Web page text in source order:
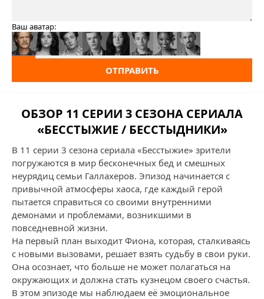
Ваш аватар:
ОТПРАВИТЬ
ОБЗОР 11 СЕРИИ 3 СЕЗОНА СЕРИАЛА
«БЕССТЫЖИЕ / БЕССТЫДНИКИ»
В 11 серии 3 сезона сериала «Бесстыжие» зрители
погружаются в мир бесконечных бед и смешных
неурядиц семьи Галлахеров. Эпизод начинается с
привычной атмосферы хаоса, где каждый герой
пытается справиться со своими внутренними
демонами и проблемами, возникшими в
повседневной жизни.
На первый план выходит Фиона, которая, сталкиваясь
с новыми вызовами, решает взять судьбу в свои руки.
Она осознает, что больше не может полагаться на
окружающих и должна стать кузнецом своего счастья.
В этом эпизоде мы наблюдаем её эмоциональное